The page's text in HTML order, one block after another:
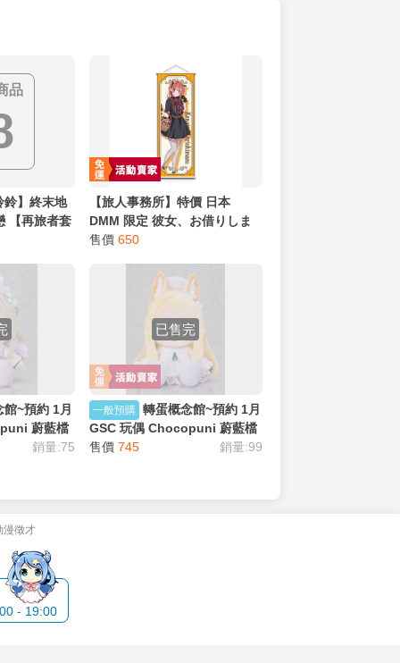
品
】終末地
【再旅者套
日方舟{宅
【旅人事務所】特價 日本
DMM 限定 彼女、​お借りしま
す 出租女友 櫻澤墨 桜沢墨 萬
聖節 狼娘 B2半截掛軸 【原售
售價 650
~預約 1月
蔚藍檔